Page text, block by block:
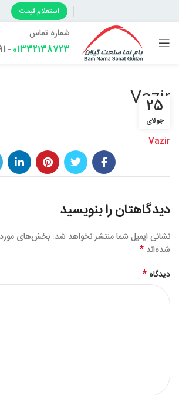
استعلام قیمت
شماره تماس
01332138723
- 01332138791
Vazir
25
جولای
Vazir
دیدگاهتان را بنویسید
نشانی ایمیل شما منتشر نخواهد شد. بخش‌های
شده‌اند*
دیدگاه *